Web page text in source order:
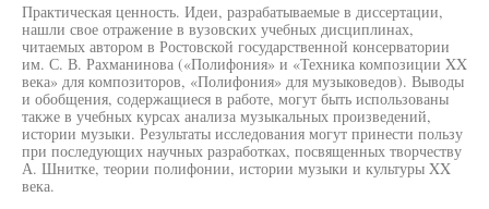
Практическая ценность. Идеи, разрабатываемые в диссертации,
нашли свое отражение в вузовских учебных дисциплинах,
читаемых автором в Ростовской государственной консерватории
им. С. В. Рахманинова («Полифония» и «Техника композиции XX
века» для композиторов, «Полифония» для музыковедов). Выводы
и обобщения, содержащиеся в работе, могут быть использованы
также в учебных курсах анализа музыкальных произведений,
истории музыки. Результаты исследования могут принести пользу
при последующих научных разработках, посвященных творчеству
А. Шнитке, теории полифонии, истории музыки и культуры XX
века.